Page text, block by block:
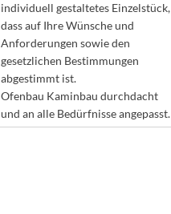
individuell gestaltetes Einzelstück,
dass auf Ihre Wünsche und
Anforderungen sowie den
gesetzlichen Bestimmungen
abgestimmt ist.
Ofenbau Kaminbau durchdacht
und an alle Bedürfnisse angepasst.